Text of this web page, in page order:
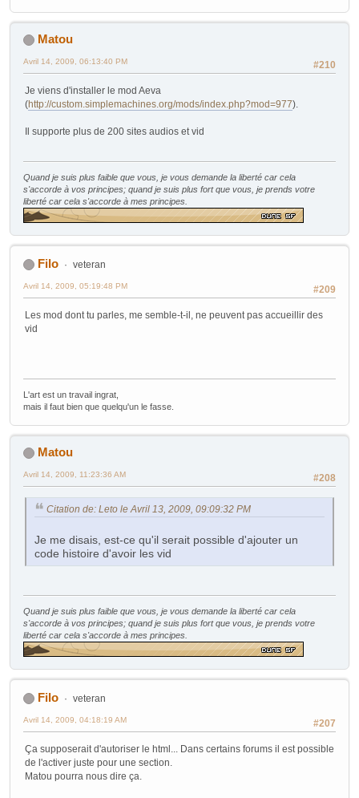
Matou
#210
Avril 14, 2009, 06:13:40 PM
Je viens d'installer le mod Aeva
(http://custom.simplemachines.org/mods/index.php?mod=977).
Il supporte plus de 200 sites audios et vid
Quand je suis plus faible que vous, je vous demande la liberté car cela
s'accorde à vos principes; quand je suis plus fort que vous, je prends votre
liberté car cela s'accorde à mes principes.
Filo veteran
#209
Avril 14, 2009, 05:19:48 PM
Les mod dont tu parles, me semble-t-il, ne peuvent pas accueillir des
vid
L'art est un travail ingrat,
mais il faut bien que quelqu'un le fasse.
Matou
#208
Avril 14, 2009, 11:23:36 AM
Citation de: Leto le Avril 13, 2009, 09:09:32 PM
Je me disais, est-ce qu'il serait possible d'ajouter un
code histoire d'avoir les vid
Quand je suis plus faible que vous, je vous demande la liberté car cela
s'accorde à vos principes; quand je suis plus fort que vous, je prends votre
liberté car cela s'accorde à mes principes.
Filo veteran
#207
Avril 14, 2009, 04:18:19 AM
Ça supposerait d'autoriser le html... Dans certains forums il est possible
de l'activer juste pour une section.
Matou pourra nous dire ça.